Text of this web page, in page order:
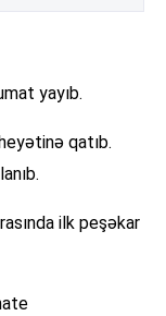
yayıb.
qatıb.
ilk peşəkar